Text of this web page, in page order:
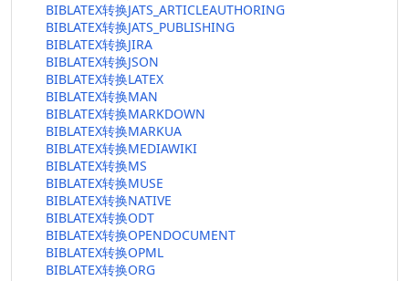
BIBLATEX转换JATS_ARTICLEAUTHORING
BIBLATEX转换JATS_PUBLISHING
BIBLATEX转换JIRA
BIBLATEX转换JSON
BIBLATEX转换LATEX
BIBLATEX转换MAN
BIBLATEX转换MARKDOWN
BIBLATEX转换MARKUA
BIBLATEX转换MEDIAWIKI
BIBLATEX转换MS
BIBLATEX转换MUSE
BIBLATEX转换NATIVE
BIBLATEX转换ODT
BIBLATEX转换OPENDOCUMENT
BIBLATEX转换OPML
BIBLATEX转换ORG